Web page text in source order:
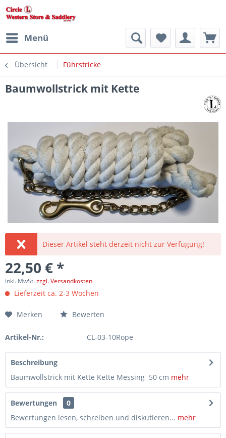
Menü
Übersicht Führstricke
Baumwollstrick mit Kette
Dieser Artikel steht derzeit nicht zur Verfügung!
22,50 € *
inkl. MwSt.zzgl. Versandkosten
Lieferzeit ca. 2-3 Wochen
Merken Bewerten
Artikel-Nr.: CL-03-10Rope
Beschreibung
Baumwollstrick mit Kette Kette Messing 50 cm mehr
Bewertungen
0
Bewertungen lesen, schreiben und diskutieren... mehr